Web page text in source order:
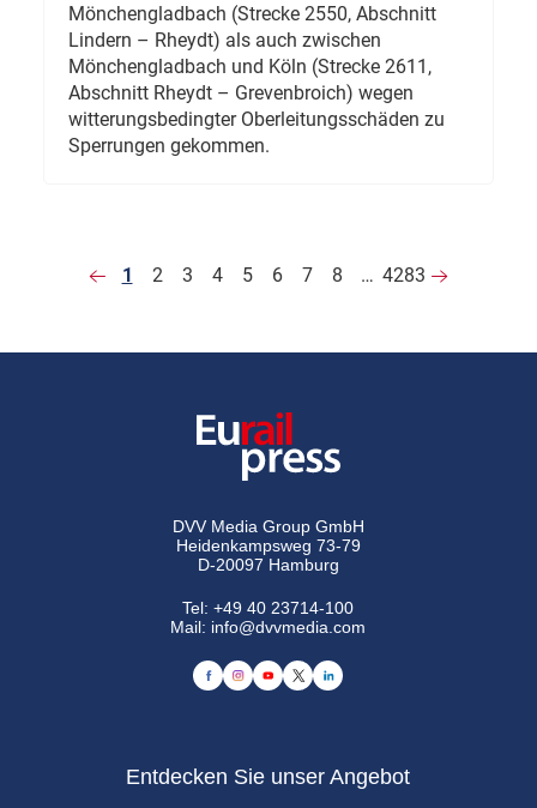
Mönchengladbach (Strecke 2550, Abschnitt
Lindern – Rheydt) als auch zwischen
Mönchengladbach und Köln (Strecke 2611,
Abschnitt Rheydt – Grevenbroich) wegen
witterungsbedingter Oberleitungsschäden zu
Sperrungen gekommen.
1 2 3 4 5 6 7 8 … 4283
DVV Media Group GmbH
Heidenkampsweg 73-79
D-20097 Hamburg
Tel:+49 40 23714-100
Mail: info@dvvmedia.com
Entdecken Sie unser Angebot